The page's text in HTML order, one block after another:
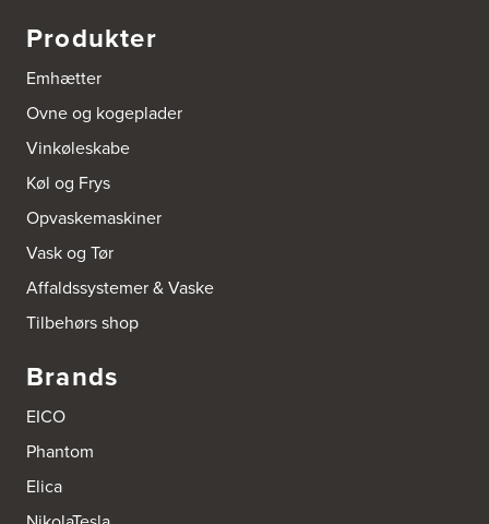
Produkter
Emhætter
Ovne og kogeplader
Vinkøleskabe
Køl og Frys
Opvaskemaskiner
Vask og Tør
Affaldssystemer & Vaske
Tilbehørs shop
Brands
EICO
Phantom
Elica